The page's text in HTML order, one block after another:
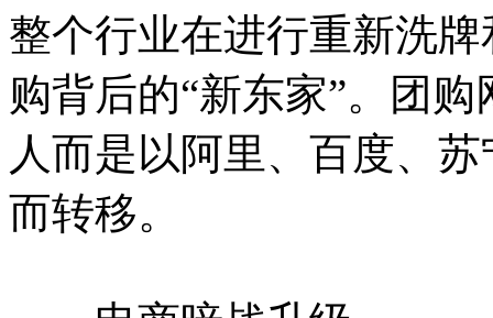
整个行业在进行重新洗
购背后的“新东家”。团
人而是以阿里、百度、
而转移。